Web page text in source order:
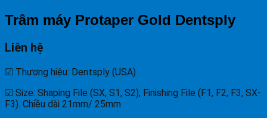
Trâm máy Protaper Gold Dentsply
Liên hệ
☑ Thương hiệu: Dentsply (USA)
☑ Size: Shaping File (SX, S1, S2), Finishing File (F1, F2, F3, SX-
F3). Chiều dài 21mm/ 25mm